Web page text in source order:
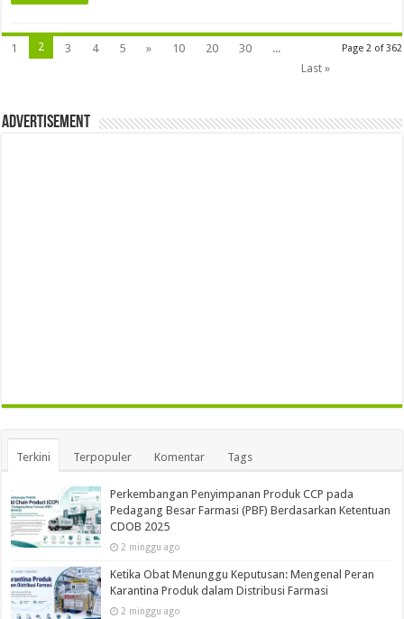
Page 2 of 362
1 2 3 4 5 » 10 20 30
...
Last »
Advertisement
Terkini Terpopuler Komentar Tags
Perkembangan Penyimpanan Produk CCP pada
Pedagang Besar Farmasi (PBF) Berdasarkan Ketentuan
CDOB 2025
2 minggu ago
Ketika Obat Menunggu Keputusan: Mengenal Peran
Karantina Produk dalam Distribusi Farmasi
2 minggu ago